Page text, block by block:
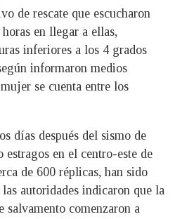
de rescate que escucharon
en llegar a ellas,
inferiores a los 4 grados
informaron medios
se cuenta entre los
días después del sismo de
en el centro-este de
de 600 réplicas, han sido
las autoridades indicaron que la
salvamento comenzaron a